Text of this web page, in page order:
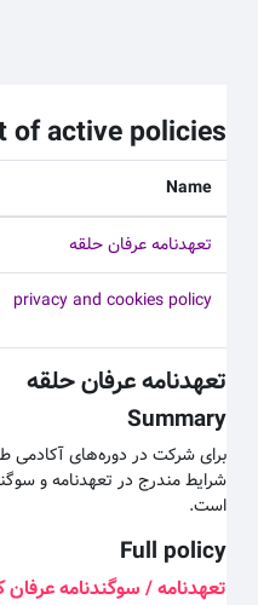
of active policies
Name
تعهدنامه عرفان حلقه
privacy and cookies policy
تعهدنامه عرفان حلقه
Summary
برای شرکت در دوره‌های آکادمی
شرایط مندرج در تعهدنامه و
است.
Full policy
تعهدنامه / سوگندنامه عرفان